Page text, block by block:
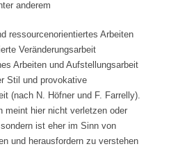
anderem
ressourcenorientiertes Arbeiten
Veränderungsarbeit
Arbeiten und Aufstellungsarbeit
Stil und provokative
(nach N. Höfner und F. Farrelly).
meint hier nicht verletzen oder
ist eher im Sinn von
und herausfordern zu verstehen